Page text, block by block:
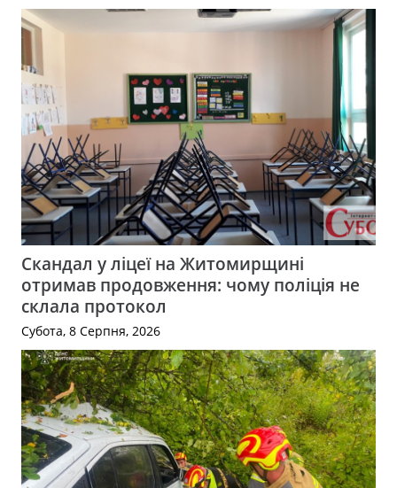
Скандал у ліцеї на Житомирщині
отримав продовження: чому поліція не
склала протокол
Субота, 8 Серпня, 2026